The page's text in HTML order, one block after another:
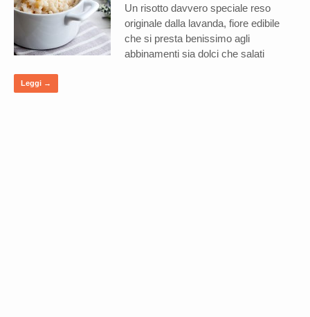
Un risotto davvero speciale reso
originale dalla lavanda, fiore edibile
che si presta benissimo agli
abbinamenti sia dolci che salati
Leggi →